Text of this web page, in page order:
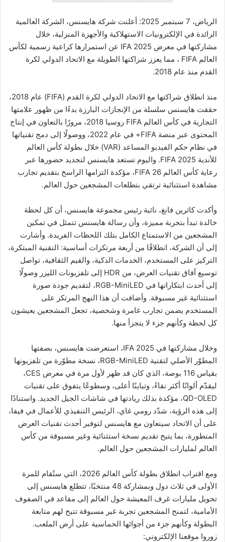
ي
ا
الرياض، 7 سبتمبر 2025: أعلنت شركة هايسنس، الشركة العالمية
الرائدة في الإلكترونيات الاستهلاكية والأجهزة المنزلية، خلال
مشاركتها في معرض IFA 2025 عن استمرارها كراعية رسمية لكأس
العالم FIFA ، مما يعزز شراكتها الطويلة مع الاتحاد الدولي لكرة
القدم منذ عام 2018.
منذ انطلاق شراكتها مع الاتحاد الدولي لكرة القدم (FIFA) عام 2018،
حققت هايسنس سلسلة من الإنجازات البارزة بدءًا من ظهور علامتها
التجارية في كأس العالم FIFA روسيا 2018، مرورًا بالتعاون في إنتاج
المحتوى عبر منصة FIFA+ في عام 2022، ووصولًا إلى دمج تقنياتها
في نظام حكم الفيديو المساعد (VAR) خلال بطولة كأس العالم
للأندية FIFA 2025. واليوم تستعد هايسنس لتجديد حضورها عبر
رعاية كأس العالم FIFA 26، مؤكدة التزامها الراسخ بتقديم تجارب
مشاهدة استثنائية ترتقي بتطلعات المشجعين حول العالم.
وأكدت كاثرين فانغ، نائبة رئيس مجموعة هايسنس، أن كل لحظة
خالدة تبدأ بتجربة مميزة، وأن رسالة هايسنس تتمثل في تمكين
المشجعين من الاستمتاع الكامل بتلك اللحظات الفريدة. وأشارت
إلى أن الشركة، انطلاقًا من أربعة مرتكزات أساسية: التقنية المبتكرة،
التركيز على المستخدم، الخدمات الذكية، والقيم الثقافية، تواصل
توسيع آفاق تقنيات العرض، من HDR إلى تلفزيونات الليزر وصولًا
إلى أحدث ابتكاراتها في RGB-MiniLED، لتقديم جودة صورة
استثنائية غير مسبوقة. وأضافت أن هذا النهج المرتكز على
المستخدم يضمن تجارب غامرة وشخصية، تجعل المشجعين يعيشون
كل لحظة وكأنهم جزء لا يتجزأ منها.
وخلال مشاركتها في IFA 2025، استعرضت هايسنس، بصفتها
المطوّر الأصلي لتقنية RGB-MiniLED، نسخة مطوّرة من تلفزيونها
بقياس 116 بوصة، الذي كان قد ظهر لأول مرة في معرض CES،
ليقدّم ألوانًا أكثر نقاءً، وتباينًا أعلى، وسطوعًا يتفوق على تقنيات
QD-OLED، مؤكدة بذلك ريادتها في شاشات الجيل الجديد. واستنادًا
إلى هذه الرؤية، شدّد رومي غاي، الرئيس التنفيذي للأعمال في فيفا،
على أن الاتحاد سيتعاون مع هايسنس لتوفير أحدث تقنيات العرض
المتطورة، بما يتيح تقديم نسخة استثنائية وغير مسبوقة من كأس
العالم لمليارات المشجعين حول العالم.
ومع اقتراب انطلاق بطولة كأس العالم 2026، التي ستُقام للمرة
الأولى في ثلاث دول وبمشاركة 48 منتخبًا، تتطلع هايسنس إلى
تحويل مليارات غرف المعيشة حول العالم إلى مقاعد في الصفوف
الأمامية، لتمنح المشجعين تجربة غير مسبوقة تتيح لهم متابعة
البطولة وكأنهم جزء من أجوائها الحماسية على أرض الملعب.
زوروا موقعنا الإلكتروني: